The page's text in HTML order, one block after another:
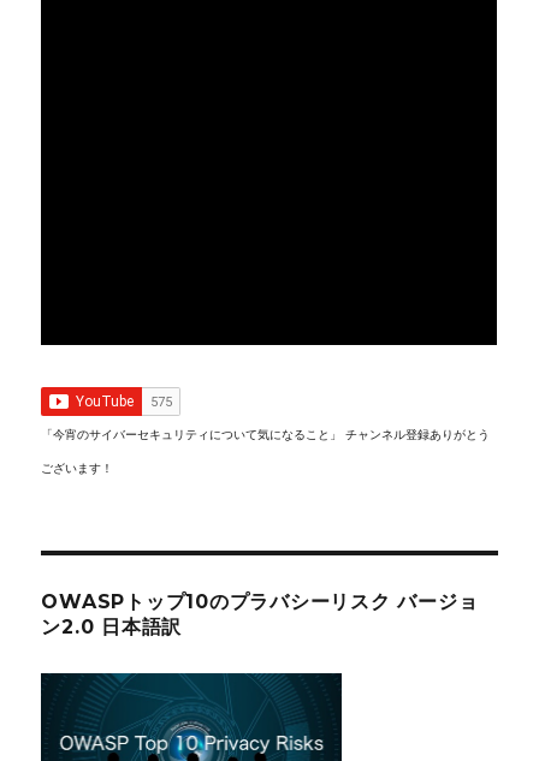
「今宵のサイバーセキュリティについて気になること」 チャンネル登録ありがとう
ございます！
OWASPトップ10のプラバシーリスク バージョ
ン2.0 日本語訳